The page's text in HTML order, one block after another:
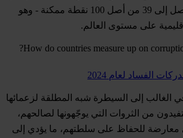
نقطة واحدة فقط، ليصل إلى 39 من أصل 100 نقطة ممكنة - وهو
على مستوى العالم.
How do countries measure up on
الفساد لعام 2024
الغالب إلى السيطرة شبه المطلقة لزعمائها
من الثروات التي يوجّهونها لصالحهم،
معارضة للحفاظ على سلطتهم، ما يؤدي إلى